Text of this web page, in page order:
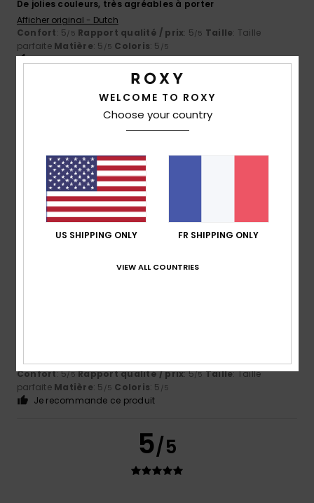
De jolies couleurs, très agréables à porter
Afficher original - Dutch
Confort: 5/5 Rapport qualité / prix: 5/5 Taille: Taille
parfaite Matière: 5 /5 Coloris: 5 /5
Je recommande ce produit
4/5
Almudena28 juillet 2026
J'aime le design
Afficher original - Castellano
Rapport qualité / prix
Je recommande ce produit
5/5
Afficher original - English
Confort: 5/5 Rapport qualité / prix: 5/5 Taille: Taille
parfaite Matière: 5 /5 Coloris: 5 /5
Je recommande ce produit
5/5
WELCOME TO ROXY
Choose your country
US SHIPPING ONLY FR SHIPPING ONLY
VIEW ALL COUNTRIES